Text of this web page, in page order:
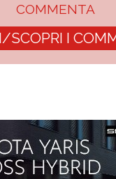
COMMENTA
SCOPRI I